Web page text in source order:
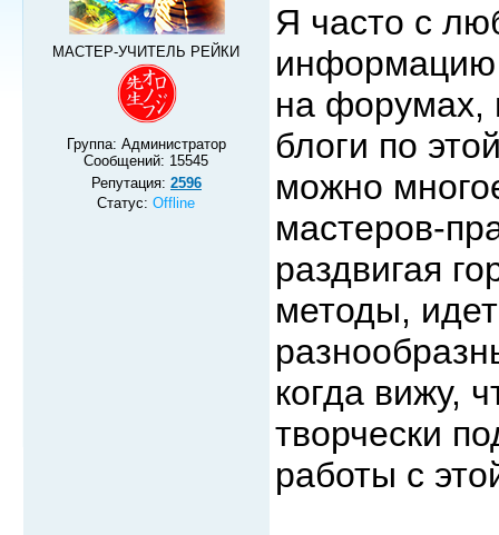
МАСТЕР-УЧИТЕЛЬ РЕЙКИ
Группа: Администратор
Сообщений: 15545
Репутация: 2596
Статус:Offline
Я часто с
информацию
на форумах,
блоги по
можно
мастеров-
раздвигая
методы,
когда вижу,
творчески
работы с